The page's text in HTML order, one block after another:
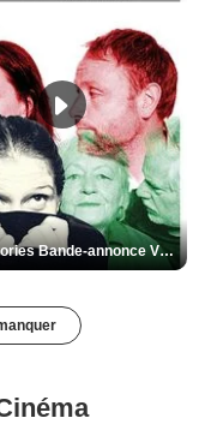
Home stories Bande-annonce VO STFR